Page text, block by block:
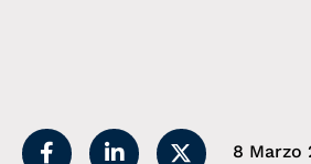
8 Marzo